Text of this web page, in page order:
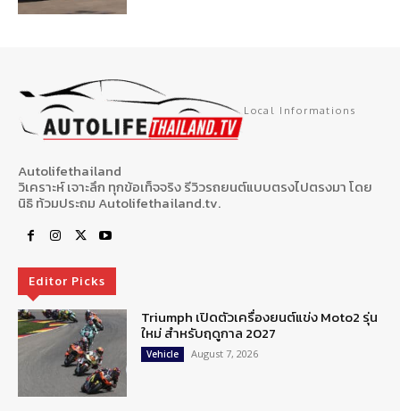
Local Informations
Autolifethailand
วิเคราะห์ เจาะลึก ทุกข้อเท็จจริง รีวิวรถยนต์แบบตรงไปตรงมา โดย
นิธิ ท้วมประถม Autolifethailand.tv.
Editor Picks
Triumph เปิดตัวเครื่องยนต์แข่ง Moto2 รุ่น
ใหม่ สำหรับฤดูกาล 2027
Vehicle August 7, 2026